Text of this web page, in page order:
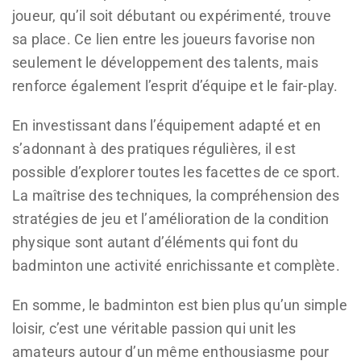
joueur, qu’il soit débutant ou expérimenté, trouve
sa place. Ce lien entre les joueurs favorise non
seulement le développement des talents, mais
renforce également l’esprit d’équipe et le fair-play.
En investissant dans l’équipement adapté et en
s’adonnant à des pratiques régulières, il est
possible d’explorer toutes les facettes de ce sport.
La maîtrise des techniques, la compréhension des
stratégies de jeu et l’amélioration de la condition
physique sont autant d’éléments qui font du
badminton une activité enrichissante et complète.
En somme, le badminton est bien plus qu’un simple
loisir, c’est une véritable passion qui unit les
amateurs autour d’un même enthousiasme pour